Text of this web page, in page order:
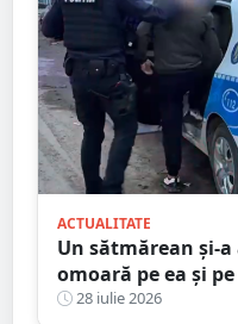
ACTUALITATE
Un sătmărean și-
omoară pe ea și
28 iulie 2026